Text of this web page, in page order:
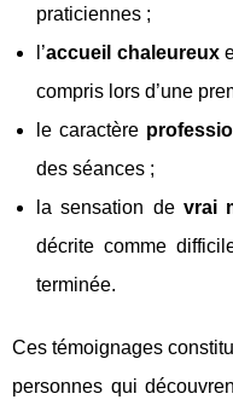
praticiennes ;
l’accueil chaleureux
compris lors d’une
le caractère
des séances ;
la sensation devrai
décrite comme
terminée.
Ces témoignages
personnes qui